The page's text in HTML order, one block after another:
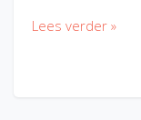
Lees verder »